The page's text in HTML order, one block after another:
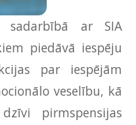
sadarbībā ar SIA
piedāvā iespēju
par iespējām
veselību, kā
pirmspensijas